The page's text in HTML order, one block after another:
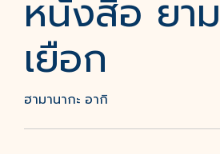
หนังสือ ยา
เยือก
ฮามานากะ อากิ